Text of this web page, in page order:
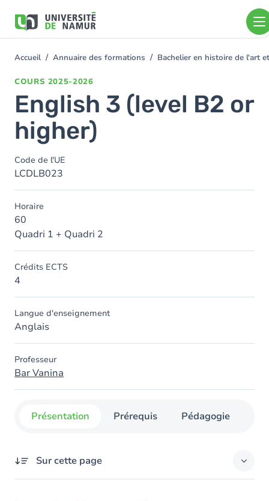
contenu
You
Accueil Annuaire des formations Bachelier en histoire de l'art
COURS 2025-2026
English 3 (level B2 or
higher)
Code de l'UE
LCDLB023
Horaire
60
Quadri 1 + Quadri 2
Crédits ECTS
4
Langue d'enseignement
Anglais
Professeur
Bar Vanina
Présentation Prérequis Pédagogie
Sur cette page